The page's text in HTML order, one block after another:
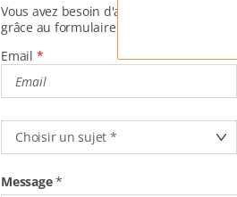
Vous avez besoin d'aide? Faites-nous
grâce au formulaire ci-dessous.
Email *
Choisir un sujet *
Message*